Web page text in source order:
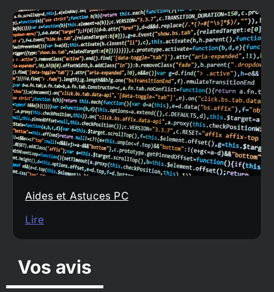
Aides et Astuces PC
Lire
Vos avis